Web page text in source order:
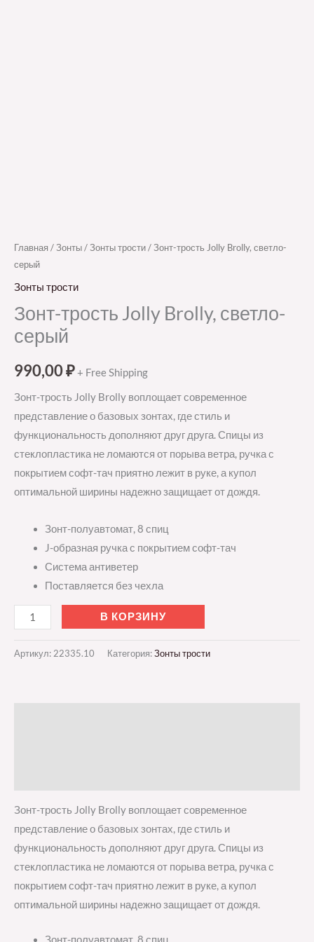
Главная /Зонты/Зонты трости/ Зонт-трость Jolly Brolly, светло-
серый
Зонты трости
Зонт-трость Jolly Brolly, светло-
серый
990,00₽+ Free Shipping
Зонт-трость Jolly Brolly воплощает современное
представление о базовых зонтах, где стиль и
функциональность дополняют друг друга. Спицы из
стеклопластика не ломаются от порыва ветра, ручка с
покрытием софт-тач приятно лежит в руке, а купол
оптимальной ширины надежно защищает от дождя.
Зонт-полуавтомат, 8 спиц
J-образная ручка с покрытием софт-тач
Система антиветер
Поставляется без чехла
В КОРЗИНУ
Артикул:22335.10 Категория:Зонты трости
Зонт-трость Jolly Brolly воплощает современное
представление о базовых зонтах, где стиль и
функциональность дополняют друг друга. Спицы из
стеклопластика не ломаются от порыва ветра, ручка с
покрытием софт-тач приятно лежит в руке, а купол
оптимальной ширины надежно защищает от дождя.